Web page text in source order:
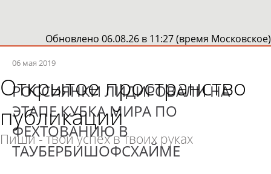
Открытое пространство
публикаций
Пиши - твой успех в твоих руках
Обновлено 06.08.26 в 11:27 (время Московское)
06 мая 2019
РОССИЯНКИ ЛИДИРОВАЛИ НА
ЭТАПЕ КУБКА МИРА ПО
ФЕХТОВАНИЮ В
ТАУБЕРБИШОФСХАЙМЕ